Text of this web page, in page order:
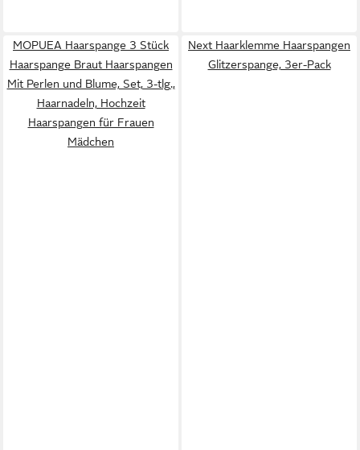
MOPUEA Haarspange 3 Stück
Haarspange Braut Haarspangen
Mit Perlen und Blume, Set, 3-tlg.,
Haarnadeln, Hochzeit
Haarspangen für Frauen
Mädchen
Next Haarklemme Haarspangen
Glitzerspange, 3er-Pack